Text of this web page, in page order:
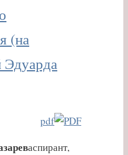
(на
pdf
аспирант,